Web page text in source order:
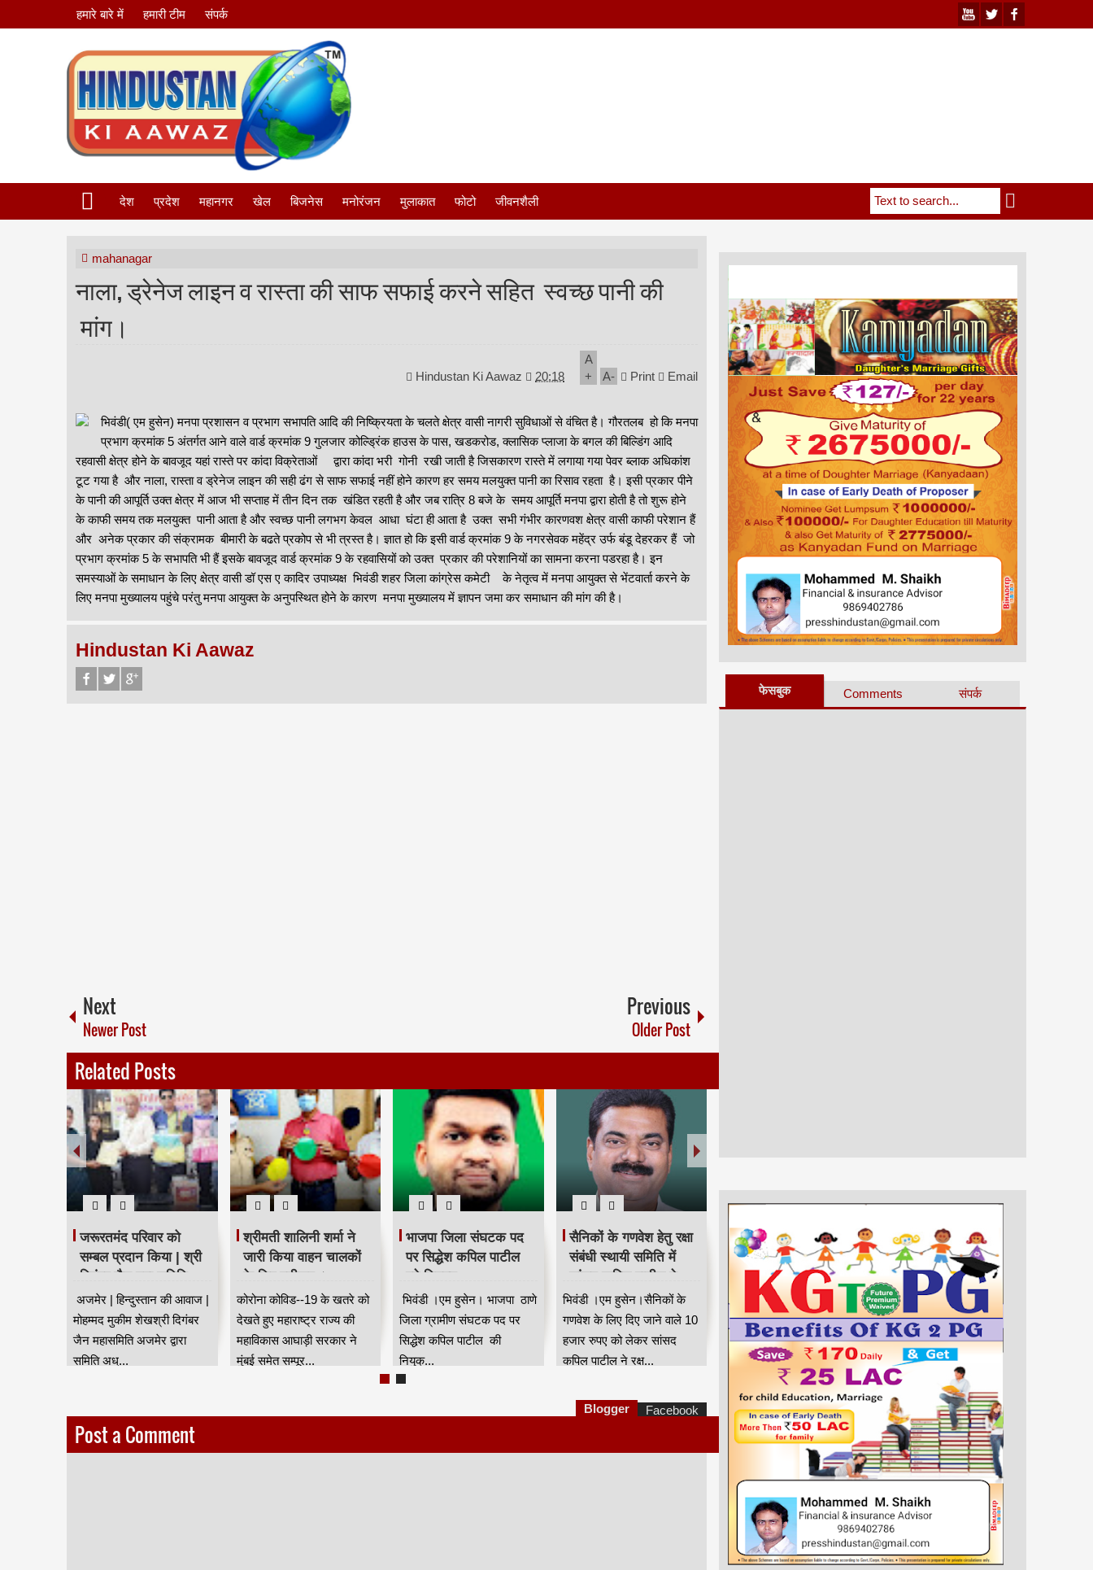
हमारे बारे में हमारी टीम संपर्क
देश प्रदेश महानगर खेल बिजनेस मनोरंजन मुलाकात फोटो जीवनशैली
mahanagar
नाला, ड्रेनेज लाइन व रास्ता की साफ सफाई करने सहित स्वच्छ पानी की
मांग।
Hindustan Ki Aawaz 20:18
A
+
A- Print Email
भिवंडी( एम हुसेन) मनपा प्रशासन व प्रभाग सभापति आदि की निष्क्रियता के चलते क्षेत्र वासी नागरी सुविधाओं से वंचित है। गौरतलब हो कि मनपा
प्रभाग क्रमांक 5 अंतर्गत आने वाले वार्ड क्रमांक 9 गुलजार कोल्ड्रिंक हाउस के पास, खडकरोड, क्लासिक प्लाजा के बगल की बिल्डिंग आदि
रहवासी क्षेत्र होने के बावजूद यहां रास्ते पर कांदा विक्रेताओं द्वारा कांदा भरी गोनी रखी जाती है जिसकारण रास्ते में लगाया गया पेवर ब्लाक अधिकांश
टूट गया है और नाला, रास्ता व ड्रेनेज लाइन की सही ढंग से साफ सफाई नहीं होने कारण हर समय मलयुक्त पानी का रिसाव रहता है। इसी प्रकार पीने
के पानी की आपूर्ति उक्त क्षेत्र में आज भी सप्ताह में तीन दिन तक खंडित रहती है और जब रात्रि 8 बजे के समय आपूर्ति मनपा द्वारा होती है तो शुरू होने
के काफी समय तक मलयुक्त पानी आता है और स्वच्छ पानी लगभग केवल आधा घंटा ही आता है उक्त सभी गंभीर कारणवश क्षेत्र वासी काफी परेशान हैं
और अनेक प्रकार की संक्रामक बीमारी के बढते प्रकोप से भी त्रस्त है। ज्ञात हो कि इसी वार्ड क्रमांक 9 के नगरसेवक महेंद्र उर्फ बंडू देहरकर हैं जो
प्रभाग क्रमांक 5 के सभापति भी हैं इसके बावजूद वार्ड क्रमांक 9 के रहवासियों को उक्त प्रकार की परेशानियों का सामना करना पडरहा है। इन
समस्याओं के समाधान के लिए क्षेत्र वासी डॉ एस ए कादिर उपाध्यक्ष भिवंडी शहर जिला कांग्रेस कमेटी के नेतृत्व में मनपा आयुक्त से भेंटवार्ता करने के
लिए मनपा मुख्यालय पहुंचे परंतु मनपा आयुक्त के अनुपस्थित होने के कारण मनपा मुख्यालय में ज्ञापन जमा कर समाधान की मांग की है।
Hindustan Ki Aawaz
Next
Newer Post
Previous
Older Post
Related Posts
जरूरतमंद परिवार को
सम्बल प्रदान किया | श्री
दिगंबर जैन महा समिति
अजमेर द्वारा किए जा रहे है
सामाजिक सरोकार के कार्य
अजमेर | हिन्दुस्तान की आवाज |
मोहम्मद मुकीम शेखश्री दिगंबर
जैन महासमिति अजमेर द्वारा
समिति अध्...
श्रीमती शालिनी शर्मा ने
जारी किया वाहन चालकों
के लिए स्टीकर ।
कोरोना कोविड--19 के खतरे को
देखते हुए महाराष्ट्र राज्य की
महाविकास आघाड़ी सरकार ने
मुंबई समेत सम्पूर...
भाजपा जिला संघटक पद
पर सिद्धेश कपिल पाटील
हुये नियुक्त
भिवंडी ।एम हुसेन। भाजपा ठाणे
जिला ग्रामीण संघटक पद पर
सिद्धेश कपिल पाटील की
नियुक्...
सैनिकों के गणवेश हेतु रक्षा
संबंधी स्थायी समिति में
सांसद कपिल पाटील ने
उठाई आवाज
भिवंडी ।एम हुसेन।सैनिकों के
गणवेश के लिए दिए जाने वाले 10
हजार रुपए को लेकर सांसद
कपिल पाटील ने रक्ष...
6 किलो गांजा के साथ तीन
गिरफ्तार
भिवंडी ।एम हुसेन ।पुलिस की
निष्क्रियता के कारण भिवंडी
शहर में दिन प्रतिदिन मादक
पदार्थों की बि...
न्यायालय का कामकाज शुरू
करने की याचिका खारिज
भिवंडी ।एम हुसेन। भिवंडी के
वकील नसीम मोमिन, वकील
सफावन मोमिन,वकील युवराज
पाटील आदि नेे ...
Post a Comment
Blogger Facebook
फेसबुक Comments संपर्क